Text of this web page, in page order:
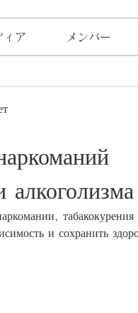
ィア メンバー
алкоголизма
табакокурения
и сохранить